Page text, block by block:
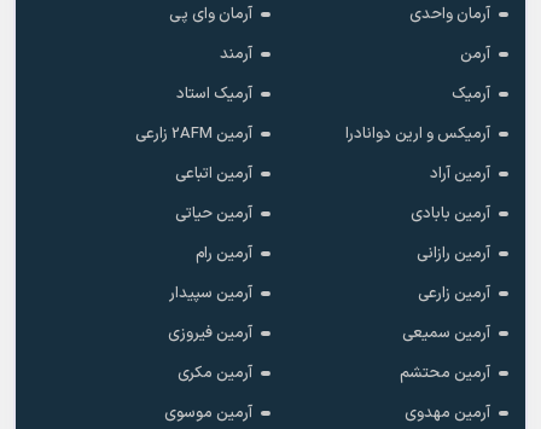
آرمان واحدی
آرمان وای پی
آرمن
آرمند
آرمیک
آرمیک استاد
آرمیکس و ارین دوانادرا
آرمین 2AFM زارعی
آرمین آراد
آرمین اتباعی
آرمین بابادی
آرمین حیاتی
آرمین رازانی
آرمین رام
آرمین زارعی
آرمین سپیدار
آرمین سمیعی
آرمین فیروزی
آرمین محتشم
آرمین مکری
آرمین مهدوی
آرمین موسوی